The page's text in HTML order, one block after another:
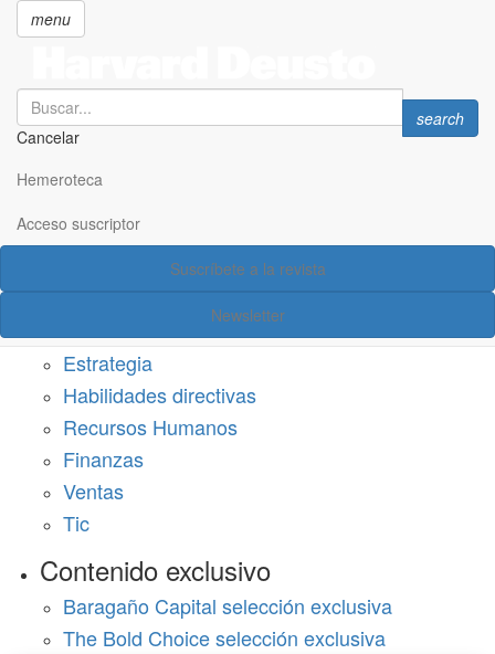
principal
menu
Search
Cancelar
Search
search
Hemeroteca
Acceso suscriptor
Suscríbete a la revista
Newsletter
Acceso suscriptor
Estrategia
Habilidades directivas
Recursos Humanos
Finanzas
Ventas
Tic
Contenido exclusivo
Baragaño Capital selección exclusiva
The Bold Choice selección exclusiva